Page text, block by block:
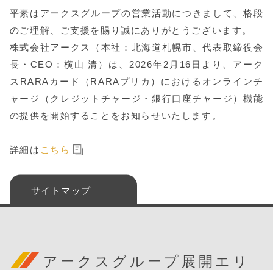
平素はアークスグループの営業活動につきまして、格段
のご理解、ご支援を賜り誠にありがとうございます。
株式会社アークス（本社：北海道札幌市、代表取締役会
長・CEO：横山 清）は、2026年2月16日より、アーク
スRARAカード（RARAプリカ）におけるオンラインチ
ャージ（クレジットチャージ・銀行口座チャージ）機能
の提供を開始することをお知らせいたします。
詳細は こちら
サイトマップ
アークスグループ展開エリ